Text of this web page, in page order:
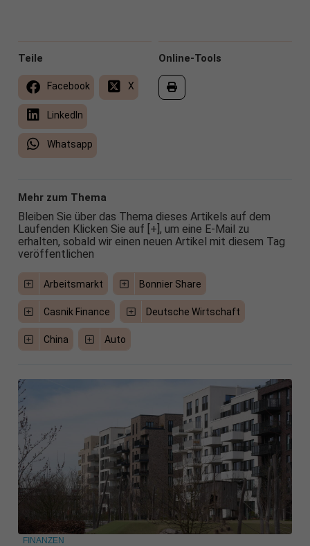
Online-Tools
Teile
Facebook X
LinkedIn
Whatsapp
Mehr zum Thema
Bleiben Sie über das Thema dieses Artikels auf dem
Laufenden Klicken Sie auf [+], um eine E-Mail zu
erhalten, sobald wir einen neuen Artikel mit diesem Tag
veröffentlichen
Arbeitsmarkt Bonnier Share
Casnik Finance Deutsche Wirtschaft
China Auto
FINANZEN